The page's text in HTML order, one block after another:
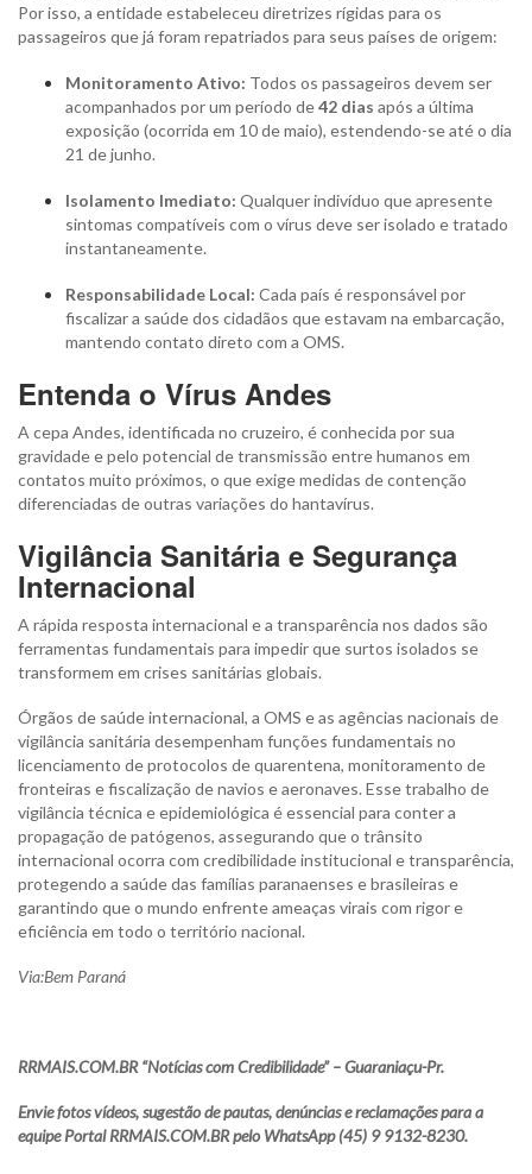
Por isso, a entidade estabeleceu diretrizes rígidas para os
passageiros que já foram repatriados para seus países de origem:
Monitoramento Ativo: Todos os passageiros devem ser
acompanhados por um período de42 dias após a última
exposição (ocorrida em 10 de maio), estendendo-se até o dia
21 de junho.
Isolamento Imediato: Qualquer indivíduo que apresente
sintomas compatíveis com o vírus deve ser isolado e tratado
instantaneamente.
Responsabilidade Local: Cada país é responsável por
fiscalizar a saúde dos cidadãos que estavam na embarcação,
mantendo contato direto com a OMS.
Entenda o Vírus Andes
A cepa Andes, identificada no cruzeiro, é conhecida por sua
gravidade e pelo potencial de transmissão entre humanos em
contatos muito próximos, o que exige medidas de contenção
diferenciadas de outras variações do hantavírus.
Vigilância Sanitária e Segurança
Internacional
A rápida resposta internacional e a transparência nos dados são
ferramentas fundamentais para impedir que surtos isolados se
transformem em crises sanitárias globais.
Órgãos de saúde internacional, a OMS e as agências nacionais de
vigilância sanitária desempenham funções fundamentais no
licenciamento de protocolos de quarentena, monitoramento de
fronteiras e fiscalização de navios e aeronaves. Esse trabalho de
vigilância técnica e epidemiológica é essencial para conter a
propagação de patógenos, assegurando que o trânsito
internacional ocorra com credibilidade institucional e transparência,
protegendo a saúde das famílias paranaenses e brasileiras e
garantindo que o mundo enfrente ameaças virais com rigor e
eficiência em todo o território nacional.
Via:Bem Paraná
RRMAIS.COM.BR “Notícias com Credibilidade” – Guaraniaçu-Pr.
Envie fotos vídeos, sugestão de pautas, denúncias e reclamações para a
equipe Portal RRMAIS.COM.BR pelo WhatsApp (45) 9 9132-8230.